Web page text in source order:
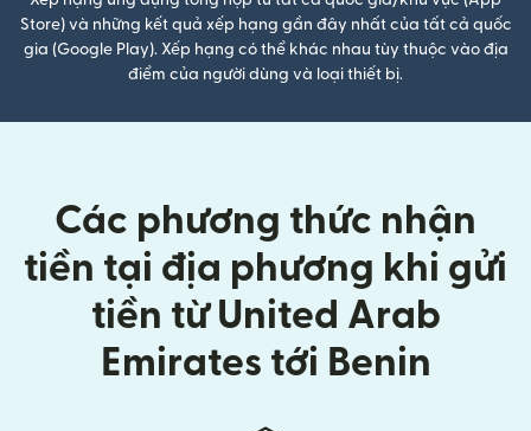
Store) và những kết quả xếp hạng gần đây nhất của tất cả quốc
gia (Google Play). Xếp hạng có thể khác nhau tùy thuộc vào địa
điểm của người dùng và loại thiết bị.
Các phương thức nhận
tiền tại địa phương khi gửi
tiền từ United Arab
Emirates tới Benin